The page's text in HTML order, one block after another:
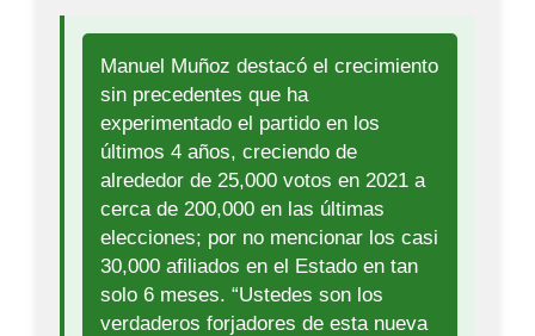
Manuel Muñoz destacó el crecimiento
sin precedentes que ha
experimentado el partido en los
últimos 4 años, creciendo de
alrededor de 25,000 votos en 2021 a
cerca de 200,000 en las últimas
elecciones; por no mencionar los casi
30,000 afiliados en el Estado en tan
solo 6 meses. “Ustedes son los
verdaderos forjadores de esta nueva